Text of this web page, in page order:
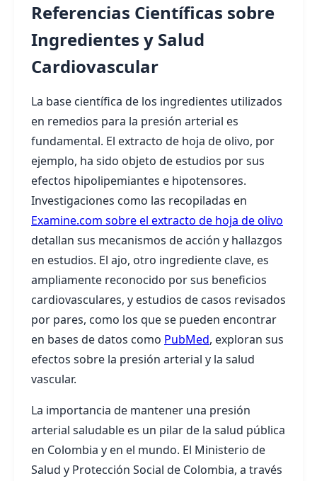
Referencias Científicas sobre
Ingredientes y Salud
Cardiovascular
La base científica de los ingredientes utilizados
en remedios para la presión arterial es
fundamental. El extracto de hoja de olivo, por
ejemplo, ha sido objeto de estudios por sus
efectos hipolipemiantes e hipotensores.
Investigaciones como las recopiladas en
Examine.com sobre el extracto de hoja de olivo
detallan sus mecanismos de acción y hallazgos
en estudios. El ajo, otro ingrediente clave, es
ampliamente reconocido por sus beneficios
cardiovasculares, y estudios de casos revisados
por pares, como los que se pueden encontrar
en bases de datos como PubMed, exploran sus
efectos sobre la presión arterial y la salud
vascular.
La importancia de mantener una presión
arterial saludable es un pilar de la salud pública
en Colombia y en el mundo. El Ministerio de
Salud y Protección Social de Colombia, a través